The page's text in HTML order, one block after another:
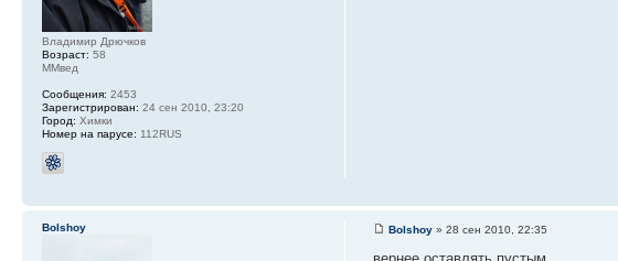
Владимир Дрючков
Возраст: 58
ММвед
Сообщения: 2453
Зарегистрирован: 24 сен 2010, 23:20
Город: Химки
Номер на парусе: 112RUS
Bolshoy » 28 сен 2010, 22:35
вернее оставлять пустым
Bolshoy